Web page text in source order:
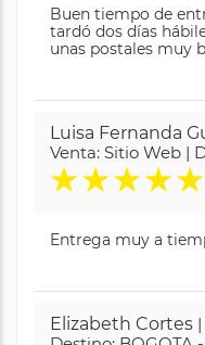
Buen tiempo de
tardó dos días
unas postales muy
Luisa Fernanda
Venta: Sitio Web |
★★★★★
Entrega muy a
Elizabeth Cortes